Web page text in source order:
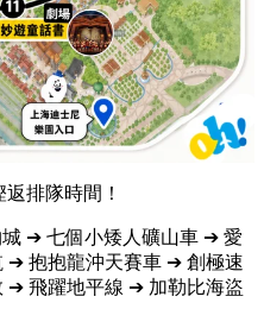
排隊時間！
➔ 七個小矮人礦山車 ➔ 愛
➔ 抱抱龍沖天賽車 ➔ 創極速
➔ 飛躍地平線 ➔ 加勒比海盜